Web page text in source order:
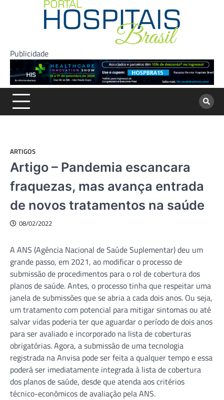
Publicidade
ARTIGOS
Artigo – Pandemia escancara
fraquezas, mas avança entrada
de novos tratamentos na saúde
08/02/2022
A ANS (Agência Nacional de Saúde Suplementar) deu um
grande passo, em 2021, ao modificar o processo de
submissão de procedimentos para o rol de cobertura dos
planos de saúde. Antes, o processo tinha que respeitar uma
janela de submissões que se abria a cada dois anos. Ou seja,
um tratamento com potencial para mitigar sintomas ou até
salvar vidas poderia ter que aguardar o período de dois anos
para ser avaliado e incorporado na lista de coberturas
obrigatórias. Agora, a submissão de uma tecnologia
registrada na Anvisa pode ser feita a qualquer tempo e essa
poderá ser imediatamente integrada à lista de cobertura
dos planos de saúde, desde que atenda aos critérios
técnico-econômicos de avaliação pela ANS.